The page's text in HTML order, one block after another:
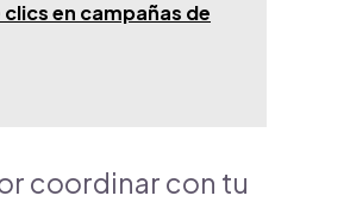
en campañas de
coordinar con tu